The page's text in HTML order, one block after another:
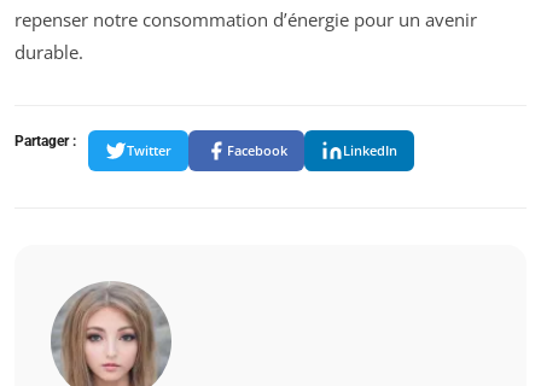
repenser notre consommation d’énergie pour un avenir
durable.
Partager :
Twitter Facebook LinkedIn